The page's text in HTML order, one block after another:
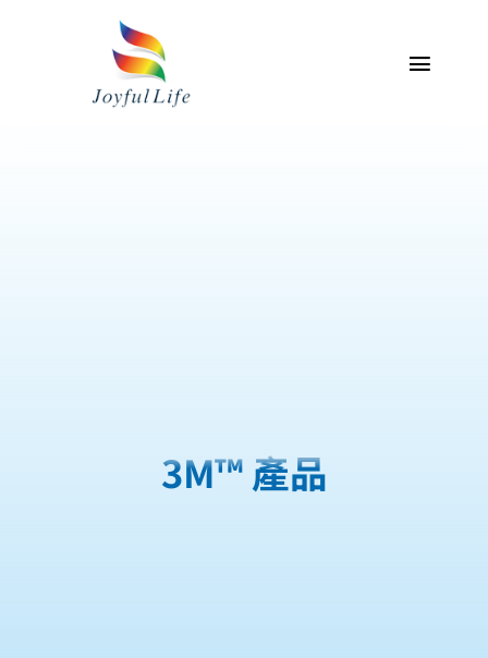
Toggle
3M™ 產品